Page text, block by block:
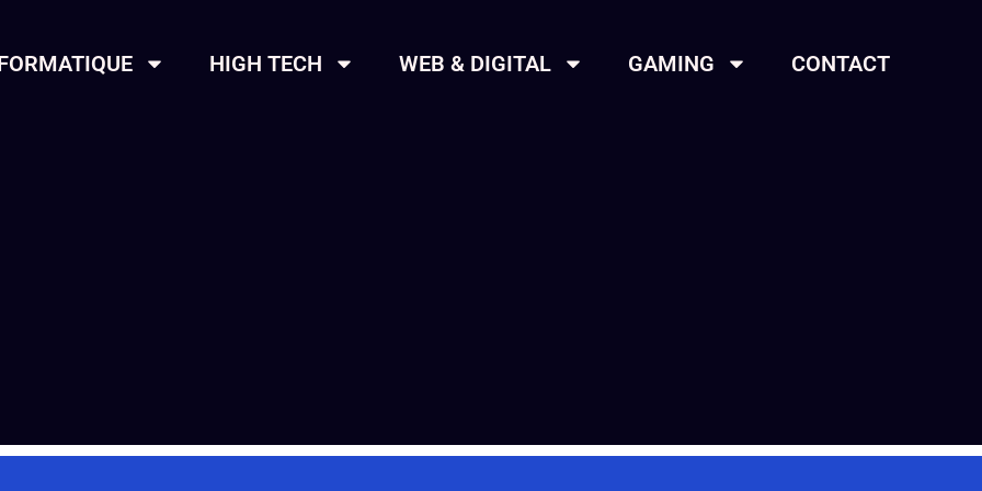
HIGH TECH WEB & DIGITAL GAMING CONTACT